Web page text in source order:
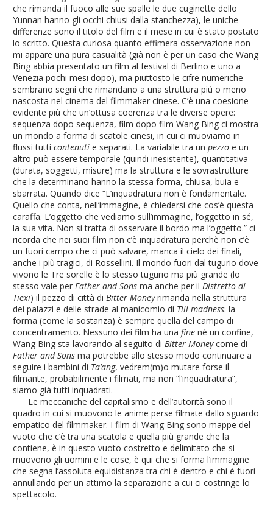
che rimanda il fuoco alle sue spalle le due cuginette dello
Yunnan hanno gli occhi chiusi dalla stanchezza), le uniche
differenze sono il titolo del film e il mese in cui è stato postato
lo scritto. Questa curiosa quanto effimera osservazione non
mi appare una pura casualità (già non è per un caso che Wang
Bing abbia presentato un film al festival di Berlino e uno a
Venezia pochi mesi dopo), ma piuttosto le cifre numeriche
sembrano segni che rimandano a una struttura più o meno
nascosta nel cinema del filmmaker cinese. C’è una coesione
evidente più che un’ottusa coerenza tra le diverse opere:
sequenza dopo sequenza, film dopo film Wang Bing ci mostra
un mondo a forma di scatole cinesi, in cui ci muoviamo in
flussi tutticontenuti e separati. La variabile tra unpezzo e un
altro può essere temporale (quindi inesistente), quantitativa
(durata, soggetti, misure) ma la struttura e le sovrastrutture
che la determinano hanno la stessa forma, chiusa, buia e
sbarrata. Quando dice “L’inquadratura non è fondamentale.
Quello che conta, nell’immagine, è chiedersi che cos’è questa
caraffa. L’oggetto che vediamo sull’immagine, l’oggetto in sé,
la sua vita. Non si tratta di osservare il bordo ma l’oggetto.” ci
ricorda che nei suoi film non c’è inquadratura perchè non c’è
un fuori campo che ci può salvare, manca il cielo dei finali,
anche i più tragici, di Rossellini. Il mondo fuori dal tugurio dove
vivono le Tre sorelle è lo stesso tugurio ma più grande (lo
stesso vale perFather and Sons ma anche per ilDistretto di
Tiexi) il pezzo di città diBitter Moneyrimanda nella struttura
dei palazzi e delle strade al manicomio di Till madness: la
forma (come la sostanza) è sempre quella del campo di
concentramento. Nessuno dei film ha unafine né un confine,
Wang Bing sta lavorando al seguito diBitter Moneycome di
Father and Sons ma potrebbe allo stesso modo continuare a
seguire i bambini di Ta’ang, vedrem(m)o mutare forse il
filmante, probabilmente i filmati, ma non “l’inquadratura”,
siamo già tutti inquadrati.
Le meccaniche del capitalismo e dell’autorità sono il
quadro in cui si muovono le anime perse filmate dallo sguardo
empatico del filmmaker. I film di Wang Bing sono mappe del
vuoto che c’è tra una scatola e quella più grande che la
contiene, è in questo vuoto costretto e delimitato che si
muovono gli uomini e le cose, è qui che si forma l’immagine
che segna l’assoluta equidistanza tra chi è dentro e chi è fuori
annullando per un attimo la separazione a cui ci costringe lo
spettacolo.